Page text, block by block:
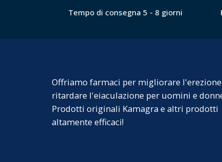
Tempo di consegna 5 - 8 giorni
Offriamo farmaci per migliorare
ritardare l'eiaculazione per uomini e
Prodotti originali Kamagra e altri prodotti
altamente efficaci!